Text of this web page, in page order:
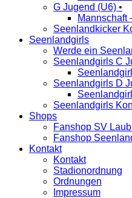
G Jugend (U6) •
Mannschaft
Seenlandkicker
Seenlandgirls
Werde ein
Seenlandgirls C
Seenlandgirls D
Seenlandgirls
Shops
Fanshop SV
Fanshop
Kontakt
Kontakt
Stadionordnung
Ordnungen
Impressum